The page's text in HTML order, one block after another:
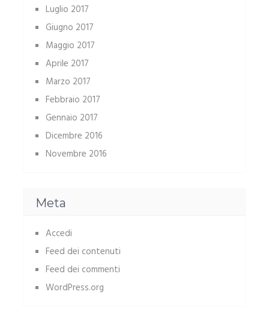
Luglio 2017
Giugno 2017
Maggio 2017
Aprile 2017
Marzo 2017
Febbraio 2017
Gennaio 2017
Dicembre 2016
Novembre 2016
Meta
Accedi
Feed dei contenuti
Feed dei commenti
WordPress.org